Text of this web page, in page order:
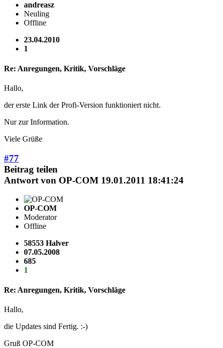
andreasz
Neuling
Offline
23.04.2010
1
Re: Anregungen, Kritik, Vorschläge
Hallo,
der erste Link der Profi-Version funktioniert nicht.
Nur zur Information.
Viele Grüße
#77
Beitrag teilen
Antwort von OP-COM 19.01.2011 18:41:24
OP-COM
Moderator
Offline
58553 Halver
07.05.2008
685
1
Re: Anregungen, Kritik, Vorschläge
Hallo,
die Updates sind Fertig. :-)
Gruß OP-COM